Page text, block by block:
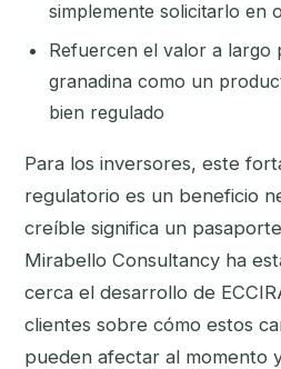
simplemente solicitarlo en
Refuercen el valor a largo
granadina como un
bien regulado
Para los inversores, este
regulatorio es un beneficio
creíble significa un
Mirabello Consultancy ha
cerca el desarrollo de
clientes sobre cómo estos
pueden afectar al momento